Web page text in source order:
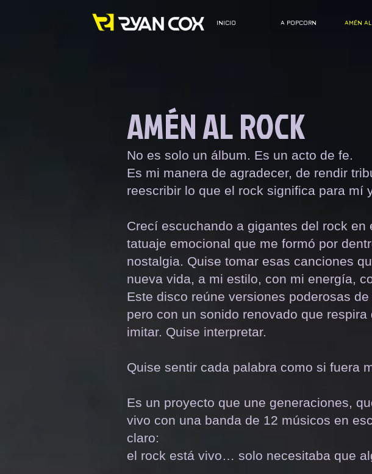
INICIO A POPCORN AMÉN AL
AMÉN AL ROCK
No es solo un álbum. Es un acto de fe.
Es mi manera de agradecer, de rendir
reescribir lo que el rock significa para mí
Crecí escuchando a gigantes del rock
tatuaje emocional que me formó por
nostalgia. Quise tomar esas canciones
nueva vida, a mi estilo, con mi energía,
Este disco reúne versiones poderosas
pero con un sonido renovado que
imitar. Quise interpretar.
Quise sentir cada palabra como si fuera
Es un proyecto que une generaciones,
vivo con una banda de 12 músicos en
claro:
el rock está vivo… solo necesitaba que